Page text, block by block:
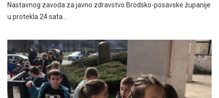
Nastavnog zavoda za javno zdravstvo Brodsko-posavske županije
u protekla 24 sata…